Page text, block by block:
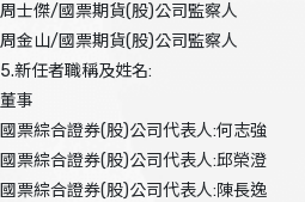
周士傑/國票期貨(股)公司監察人
周金山/國票期貨(股)公司監察人
5.新任者職稱及姓名:
董事
國票綜合證券(股)公司代表人:何志強
國票綜合證券(股)公司代表人:邱榮澄
國票綜合證券(股)公司代表人:陳長逸